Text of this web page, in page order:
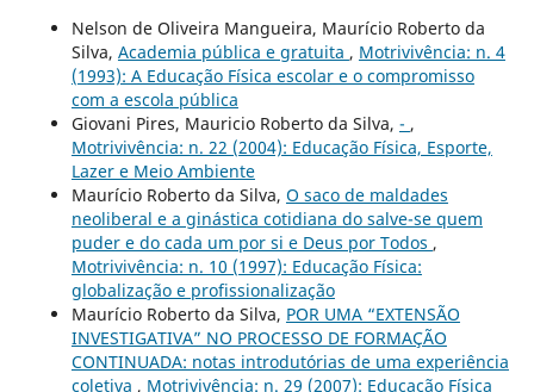
Nelson de Oliveira Mangueira, Maurício Roberto da
Silva, Academia pública e gratuita , Motrivivência: n. 4
(1993): A Educação Física escolar e o compromisso
com a escola pública
Giovani Pires, Mauricio Roberto da Silva, - ,
Motrivivência: n. 22 (2004): Educação Física, Esporte,
Lazer e Meio Ambiente
Maurício Roberto da Silva, O saco de maldades
neoliberal e a ginástica cotidiana do salve-se quem
puder e do cada um por si e Deus por Todos ,
Motrivivência: n. 10 (1997): Educação Física:
globalização e profissionalização
Maurício Roberto da Silva, POR UMA “EXTENSÃO
INVESTIGATIVA” NO PROCESSO DE FORMAÇÃO
CONTINUADA: notas introdutórias de uma experiência
coletiva , Motrivivência: n. 29 (2007): Educação Física